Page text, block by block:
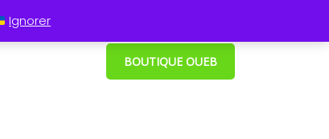
BOUTIQUE OUEB
Ignorer